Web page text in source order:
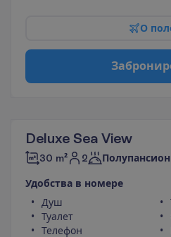
О пол
Забронир
Deluxe Sea View
30 m² 2 Полупансион
Удобства в номере
Душ
Туалет
Телефон